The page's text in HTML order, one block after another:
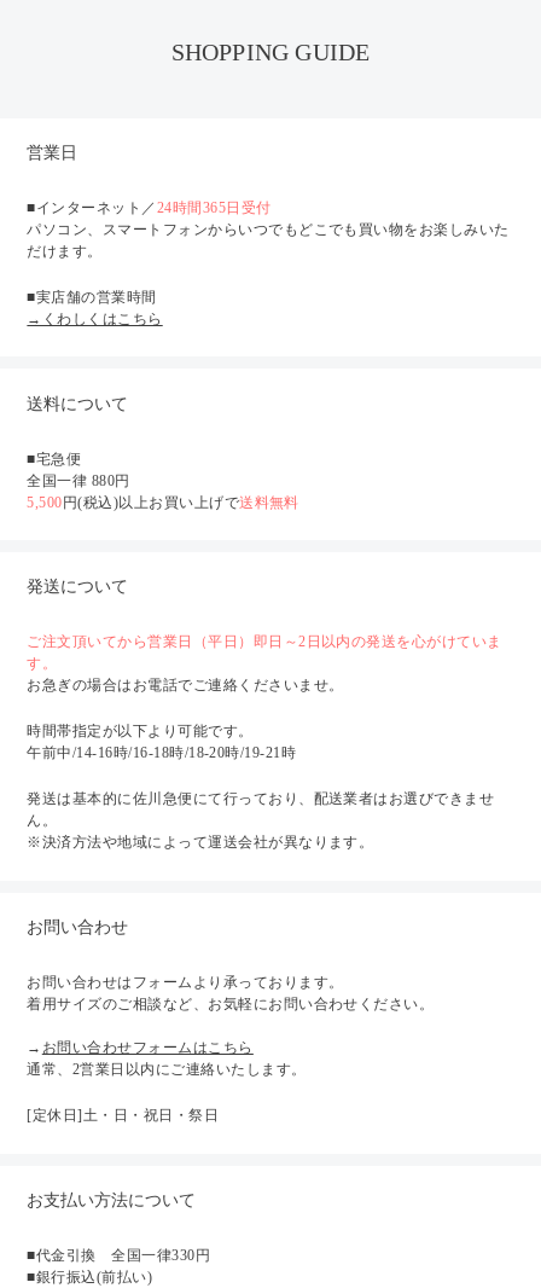
SHOPPING GUIDE
営業日
■インターネット／ 24時間365日受付
パソコン、スマートフォンからいつでもどこでも買い物をお楽しみいた
だけます。
■実店舗の営業時間
→くわしくはこちら
送料について
■宅急便
全国一律 880円
5,500円(税込)以上お買い上げで送料無料
発送について
ご注文頂いてから営業日（平日）即日～2日以内の発送を心がけていま
す。
お急ぎの場合はお電話でご連絡くださいませ。
時間帯指定が以下より可能です。
午前中/14-16時/16-18時/18-20時/19-21時
発送は基本的に佐川急便にて行っており、配送業者はお選びできませ
ん。
※決済方法や地域によって運送会社が異なります。
お問い合わせ
お問い合わせはフォームより承っております。
着用サイズのご相談など、お気軽にお問い合わせください。
→ お問い合わせフォームはこちら
通常、2営業日以内にご連絡いたします。
[定休日]土・日・祝日・祭日
お支払い方法について
■代金引換 全国一律330円
■銀行振込(前払い)